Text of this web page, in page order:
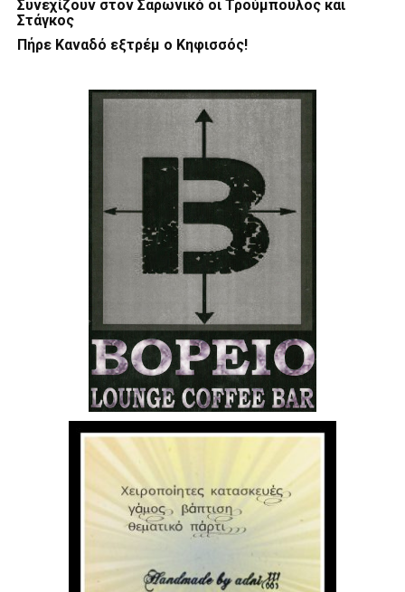
Συνεχίζουν στον Σαρωνικό οι Τρούμπουλος και
Στάγκος
Πήρε Καναδό εξτρέμ ο Κηφισσός!